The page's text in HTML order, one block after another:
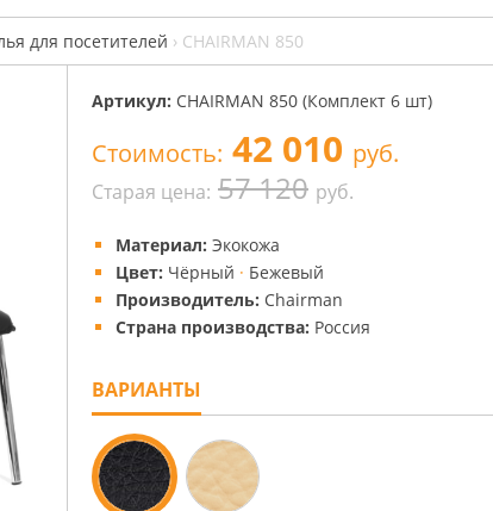
для посетителей › CHAIRMAN 850
Артикул: CHAIRMAN 850 (Комплект 6 шт)
Стоимость: 42 010 руб.
Старая цена: 57 120 руб.
Материал: Экокожа
Цвет: Чёрный · Бежевый
Производитель: Chairman
Страна производства: Россия
ВАРИАНТЫ